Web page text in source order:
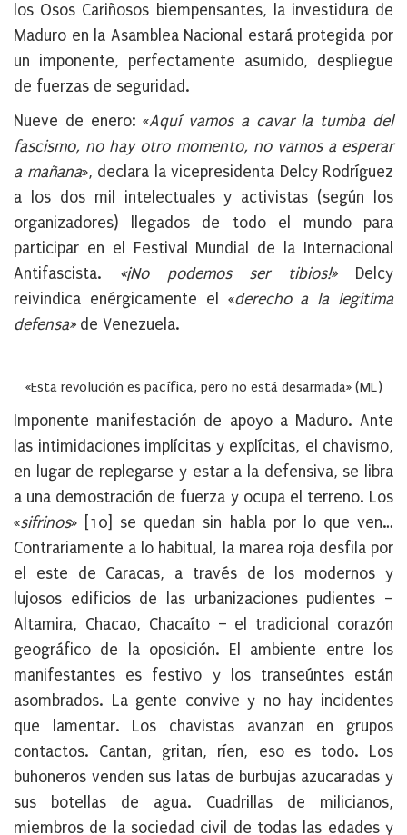
los Osos Cariñosos biempensantes, la investidura de
Maduro en la Asamblea Nacional estará protegida por
un imponente, perfectamente asumido, despliegue
de fuerzas de seguridad.
Nueve de enero: «Aquí vamos a cavar la tumba del
fascismo, no hay otro momento, no vamos a esperar
a mañana», declara la vicepresidenta Delcy Rodríguez
a los dos mil intelectuales y activistas (según los
organizadores) llegados de todo el mundo para
participar en el Festival Mundial de la Internacional
Antifascista. «¡No podemos ser tibios!»Delcy
reivindica enérgicamente el «derecho a la legitima
defensa»de Venezuela.
«Esta revolución es pacífica, pero no está desarmada» (ML)
Imponente manifestación de apoyo a Maduro. Ante
las intimidaciones implícitas y explícitas, el chavismo,
en lugar de replegarse y estar a la defensiva, se libra
a una demostración de fuerza y ocupa el terreno. Los
«sifrinos» [10] se quedan sin habla por lo que ven…
Contrariamente a lo habitual, la marea roja desfila por
el este de Caracas, a través de los modernos y
lujosos edificios de las urbanizaciones pudientes –
Altamira, Chacao, Chacaíto – el tradicional corazón
geográfico de la oposición. El ambiente entre los
manifestantes es festivo y los transeúntes están
asombrados. La gente convive y no hay incidentes
que lamentar. Los chavistas avanzan en grupos
contactos. Cantan, gritan, ríen, eso es todo. Los
buhoneros venden sus latas de burbujas azucaradas y
sus botellas de agua. Cuadrillas de milicianos,
miembros de la sociedad civil de todas las edades y